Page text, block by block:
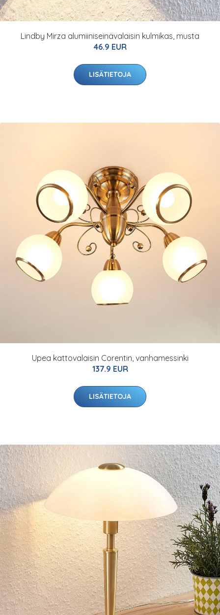
Lindby Mirza alumiiniseinävalaisin kulmikas, musta
46.9 EUR
LISÄTIETOJA
Upea kattovalaisin Corentin, vanhamessinki
137.9 EUR
LISÄTIETOJA